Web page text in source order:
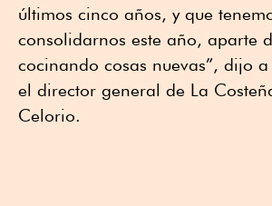
últimos cinco años, y que
consolidarnos este año, aparte
cocinando cosas nuevas”, dijo a
el director general de La
Celorio.